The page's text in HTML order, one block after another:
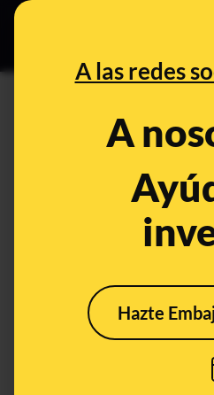
A las redes
A
Hazte
¿Isabel Díaz
«Isabel Díaz
20:47 *+ Aña... Supri...